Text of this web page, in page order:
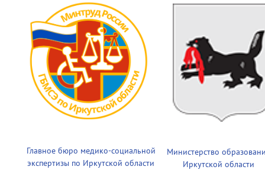
Главное бюро медико-социальной
экспертизы по Иркутской области
Министерство
Иркутской области